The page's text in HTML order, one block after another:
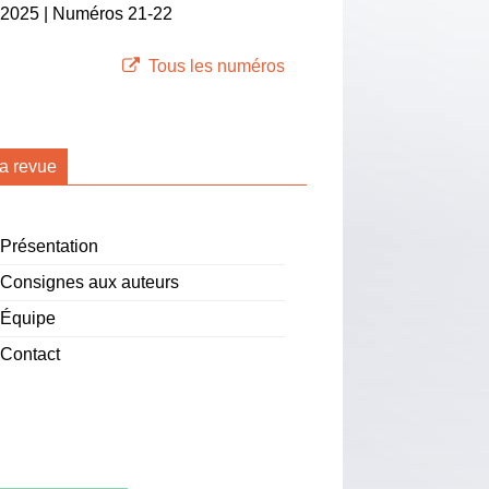
2025 | Numéros 21-22
Tous les numéros
revue
Présentation
Consignes aux auteurs
Équipe
Contact